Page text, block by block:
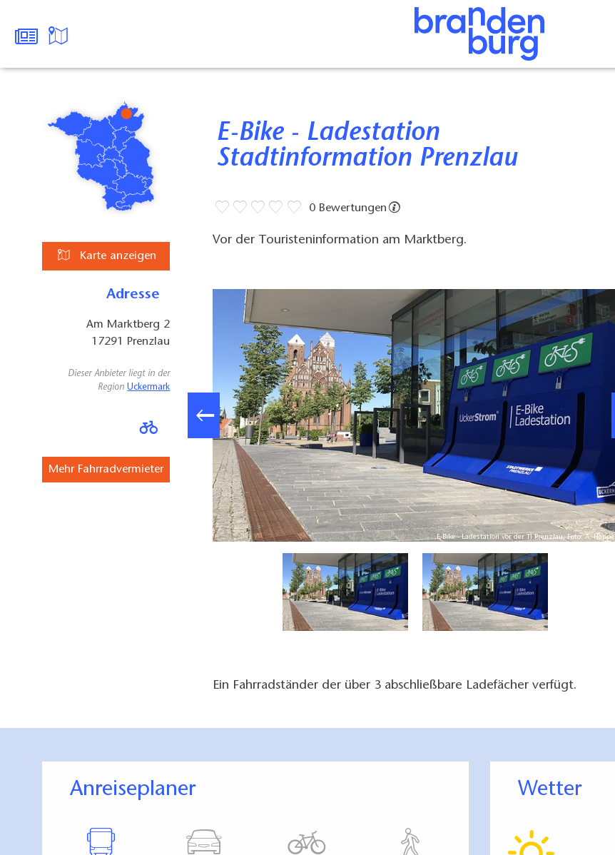
Karte anzeigen
Adresse
Am Marktberg 2
17291 Prenzlau
Dieser Anbieter liegt in der
RegionUckermark
Mehr Fahrradvermieter
E-Bike - Ladestation
Stadtinformation Prenzlau
0 Bewertungen
Vor der Touristeninformation am Marktberg.
E-Bike - Ladestation vor der TI Prenzlau, Foto: A. Hoppe
Ein Fahrradständer der über 3 abschließbare Ladefächer verfügt.
Anreiseplaner Wetter